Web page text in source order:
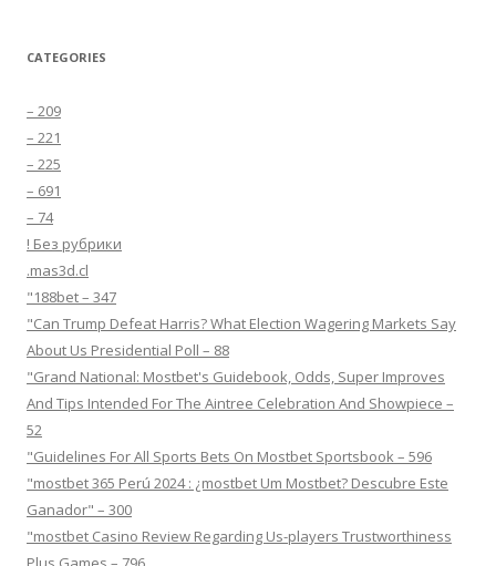
CATEGORIES
– 209
– 221
– 225
– 691
– 74
! Без рубрики
.mas3d.cl
"188bet – 347
"Can Trump Defeat Harris? What Election Wagering Markets Say
About Us Presidential Poll – 88
"Grand National: Mostbet's Guidebook, Odds, Super Improves
And Tips Intended For The Aintree Celebration And Showpiece –
52
"Guidelines For All Sports Bets On Mostbet Sportsbook – 596
"mostbet 365 Perú 2024 ️: ¿mostbet Um Mostbet? Descubre Este
Ganador" – 300
"mostbet Casino Review Regarding Us-players Trustworthiness